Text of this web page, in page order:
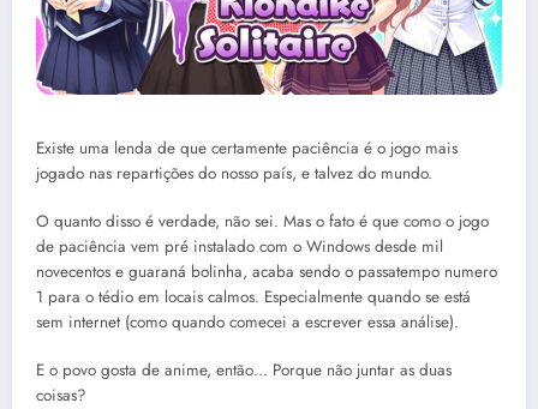
Existe uma lenda de que certamente paciência é o jogo mais
jogado nas repartições do nosso país, e talvez do mundo.
O quanto disso é verdade, não sei. Mas o fato é que como o jogo
de paciência vem pré instalado com o Windows desde mil
novecentos e guaraná bolinha, acaba sendo o passatempo numero
1 para o tédio em locais calmos. Especialmente quando se está
sem internet (como quando comecei a escrever essa análise).
E o povo gosta de anime, então… Porque não juntar as duas
coisas?